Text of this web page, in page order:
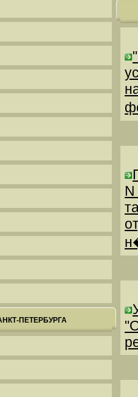
ПЕТЕРБУРГА